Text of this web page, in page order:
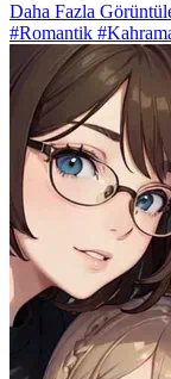
Daha Fazla
#Romantik